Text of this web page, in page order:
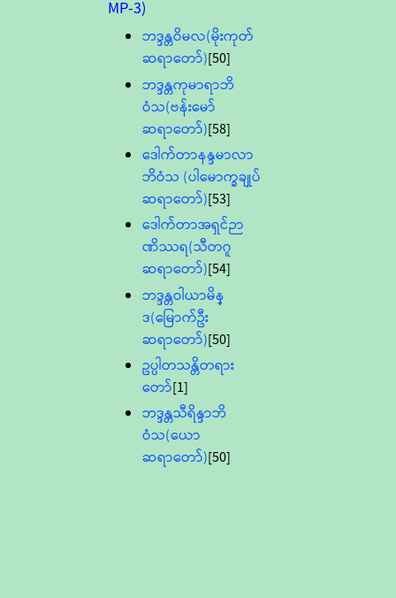
MP-3)
ဘဒ္ဒန္တဝိမလ(မိုးကုတ်
ဆရာတော်)[50]
ဘဒ္ဒန္တကုမာရာဘိ
ဝံသ(ဗန်းမော်
ဆရာတော်)[58]
ဒေါက်တာနန္ဒမာလာ
ဘိဝံသ (ပါမောက္ခချုပ်
ဆရာတော်)[53]
ဒေါက်တာအရှင်ဉာ
ဏိဿရ(သီတဂူ
ဆရာတော်)[54]
ဘဒ္ဒန္တဝါယာမိန္
ဒ(မြောက်ဦး
ဆရာတော်)[50]
ဥပ္ပါတသန္တိတရား
တော်[1]
ဘဒ္ဒန္တသီရိန္ဒာဘိ
ဝံသ(ယော
ဆရာတော်)[50]